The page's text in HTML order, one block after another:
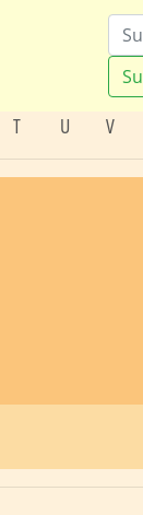
T U V